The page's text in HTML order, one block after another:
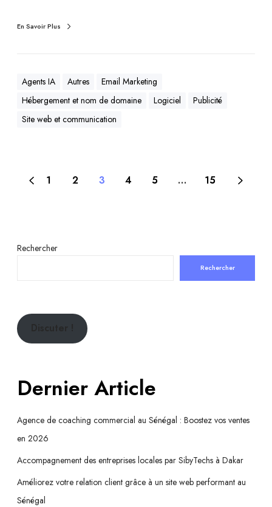
En Savoir Plus
Agents IA Autres
Email Marketing
Hébergement et nom de domaine
Logiciel
Publicité
Site web et communication
1 2 3 4 5 … 15
Rechercher
Rechercher
Dernier Article
Agence de coaching commercial au Sénégal : Boostez vos ventes
en 2026
Accompagnement des entreprises locales par SibyTechs à Dakar
Améliorez votre relation client grâce à un site web performant au
Sénégal